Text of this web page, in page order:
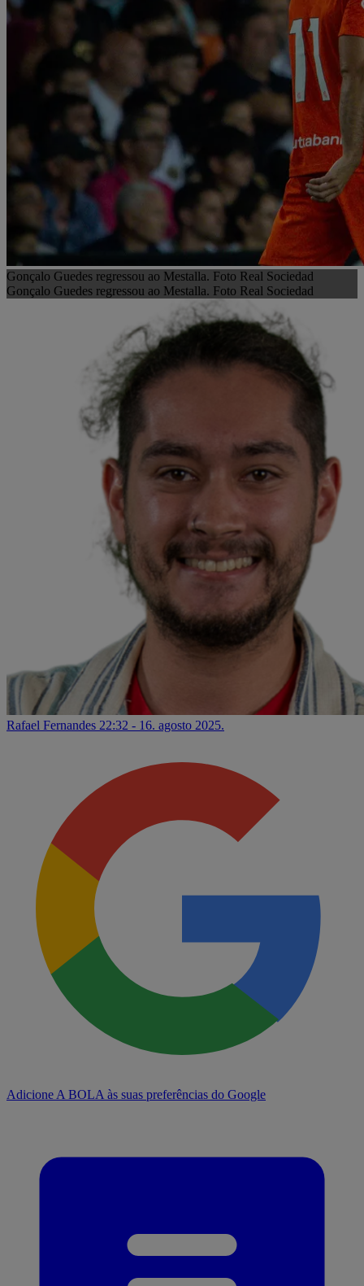
Gonçalo Guedes regressou ao Mestalla. Foto Real Sociedad
Gonçalo Guedes regressou ao Mestalla. Foto Real Sociedad
Rafael Fernandes 22:32 - 16. agosto 2025.
Adicione A BOLA às suas preferências do Google